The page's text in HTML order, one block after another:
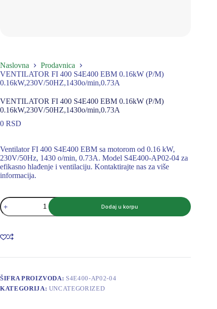
Naslovna
Prodavnica
VENTILATOR FI 400 S4E400 EBM 0.16kW (P/M)
0.16kW,230V/50HZ,1430o/min,0.73A
VENTILATOR FI 400 S4E400 EBM 0.16kW (P/M)
0.16kW,230V/50HZ,1430o/min,0.73A
0 RSD
Ventilator FI 400 S4E400 EBM sa motorom od 0.16 kW,
230V/50Hz, 1430 o/min, 0.73A. Model S4E400-AP02-04 za
efikasno hlađenje i ventilaciju. Kontaktirajte nas za više
informacija.
VENTILATOR
FI
400
EBM
0.16kW
0.16kW,230V/50HZ,1430o/min,0.73A
Dodaj u korpu
ŠIFRA PROIZVODA: S4E400-AP02-04
KATEGORIJA: UNCATEGORIZED